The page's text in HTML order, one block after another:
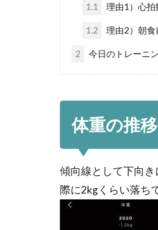
1.1 理由1）心拍
1.2 理由2）朝食
2 今日のトレーニ
体重の推移
傾向線として下向
際に2kgくらい落ち